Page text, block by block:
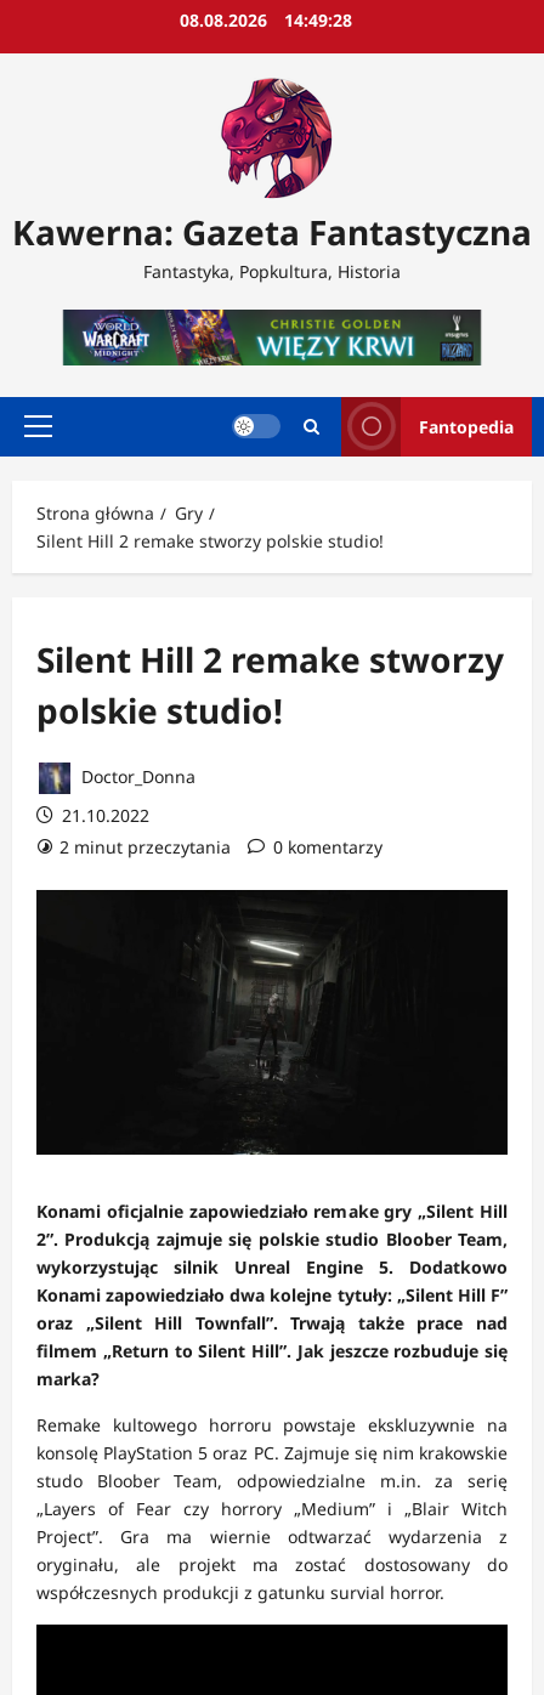
08.08.2026 14:49:30
Kawerna: Gazeta Fantastyczna
Fantastyka, Popkultura, Historia
Menu
Fantopedia
Strona główna
Gry
Silent Hill 2 remake stworzy polskie studio!
Silent Hill 2 remake stworzy
polskie studio!
Doctor_Donna
21.10.2022
2 minut przeczytania
0 komentarzy
Konami oficjalnie zapowiedziało remake gry „Silent Hill
2”. Produkcją zajmuje się polskie studio Bloober Team,
wykorzystując silnik Unreal Engine 5. Dodatkowo
Konami zapowiedziało dwa kolejne tytuły: „Silent Hill F”
oraz „Silent Hill Townfall”. Trwają także prace nad
filmem „Return to Silent Hill”. Jak jeszcze rozbuduje się
marka?
Remake kultowego horroru powstaje ekskluzywnie na
konsolę PlayStation 5 oraz PC. Zajmuje się nim krakowskie
studo Bloober Team, odpowiedzialne m.in. za serię
„Layers of Fear czy horrory „Medium” i „Blair Witch
Project”. Gra ma wiernie odtwarzać wydarzenia z
oryginału, ale projekt ma zostać dostosowany do
współczesnych produkcji z gatunku survial horror.